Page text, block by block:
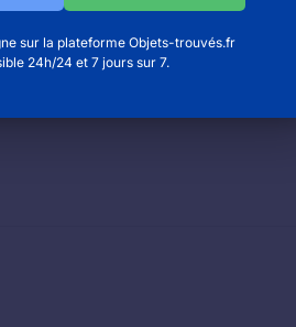
sur la plateforme Objets-trouvés.fr
24h/24 et 7 jours sur 7.